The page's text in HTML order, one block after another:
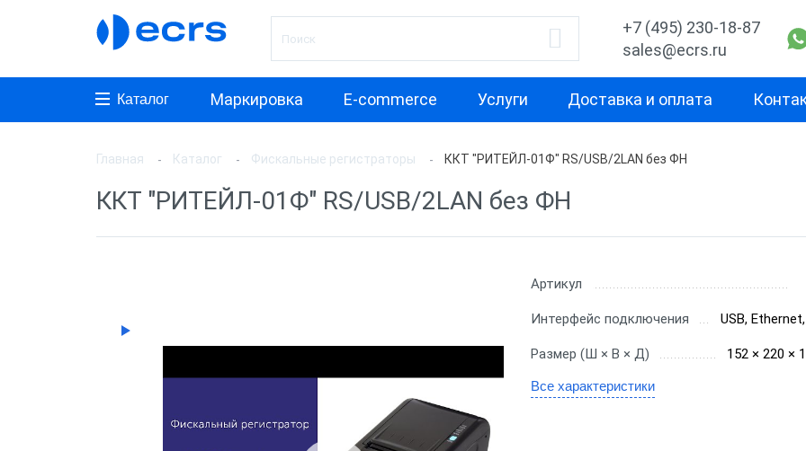
+7 (495) 230-18-87
sales@ecrs.ru
Каталог Маркировка E-commerce Услуги Доставка и оплата
Производитель
АТОЛ
ШТРИХ-М
Дримкас
RR-Electro
Назначение
Для курьера
Для офиса
Для кафе
Для бара
Для ресторана
Для
проходимости
Для высокой
Главная Каталог Фискальные регистраторы ККТ "РИТЕЙЛ-01Ф" RS/USB/2LAN без ФН
ККТ "РИТЕЙЛ-01Ф" RS/USB/2LAN без ФН
Артикул
Интерфейс подключения USB,
Размер (Ш × В × Д) 152 × 220 ×
Все характеристики